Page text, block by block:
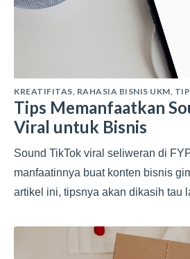
KREATIFITAS, RAHASIA BISNIS UKM,
Tips Memanfaatkan
Viral untuk Bisnis
Sound TikTok viral seliweran di
manfaatinnya buat konten bisnis
artikel ini, tipsnya akan dikasih tau